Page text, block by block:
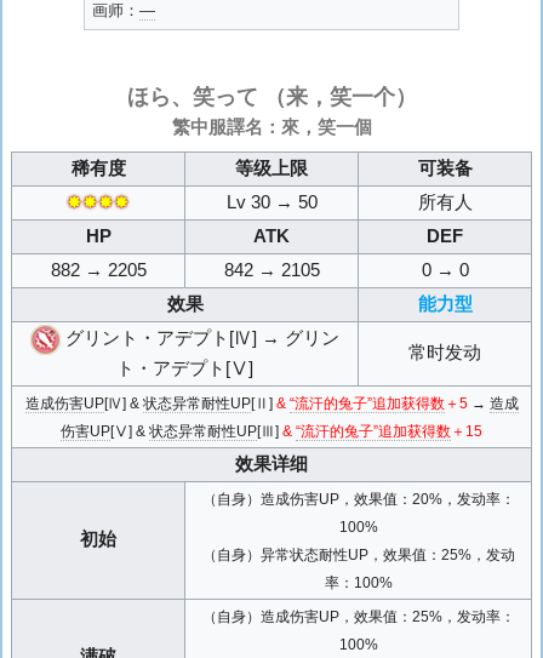
画师： ―
ほら、笑って （来，笑一个）
繁中服譯名：來，笑一個
稀有度 等级上限
可装备
✸✸✸✸
Lv 30 → 50
所有人
HP
ATK
DEF
882 → 2205
842 → 2105
0 → 0
效果
能力型
グリント・アデプト[Ⅳ] → グリン
ト・アデプト[Ⅴ]
常时发动
造成伤害UP[Ⅳ] & 状态异常耐性UP[Ⅱ] & “流汗的兔子”追加获得数＋5→ 造成
伤害UP[Ⅴ] & 状态异常耐性UP[Ⅲ] & “流汗的兔子”追加获得数 ＋15
效果详细
初始
（自身）造成伤害UP，效果值：20%，发动率：
100%
（自身）异常状态耐性UP，效果值：25%，发动
率：100%
（自身）造成伤害UP，效果值：25%，发动率：
100%